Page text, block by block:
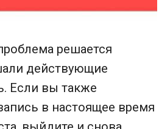
решается
действующие
Если вы также
в настоящее время